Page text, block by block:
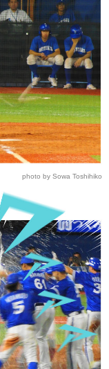
photo by Sowa Toshihiko